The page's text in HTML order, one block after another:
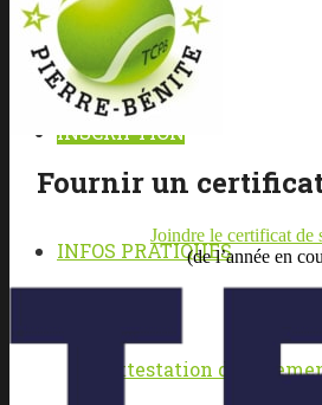
RÉSERVER
INSCRIPTION
INFOS PRATIQUES
Attestation de
Fournir un
Joindre le certificat de
(de l’année en